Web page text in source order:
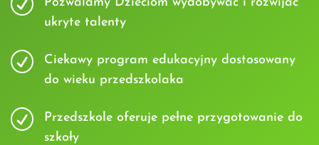
ukryte talenty
R
Ciekawy program edukacyjny dostosowany
do wieku przedszkolaka
R
Przedszkole oferuje pełne przygotowanie do
szkoły